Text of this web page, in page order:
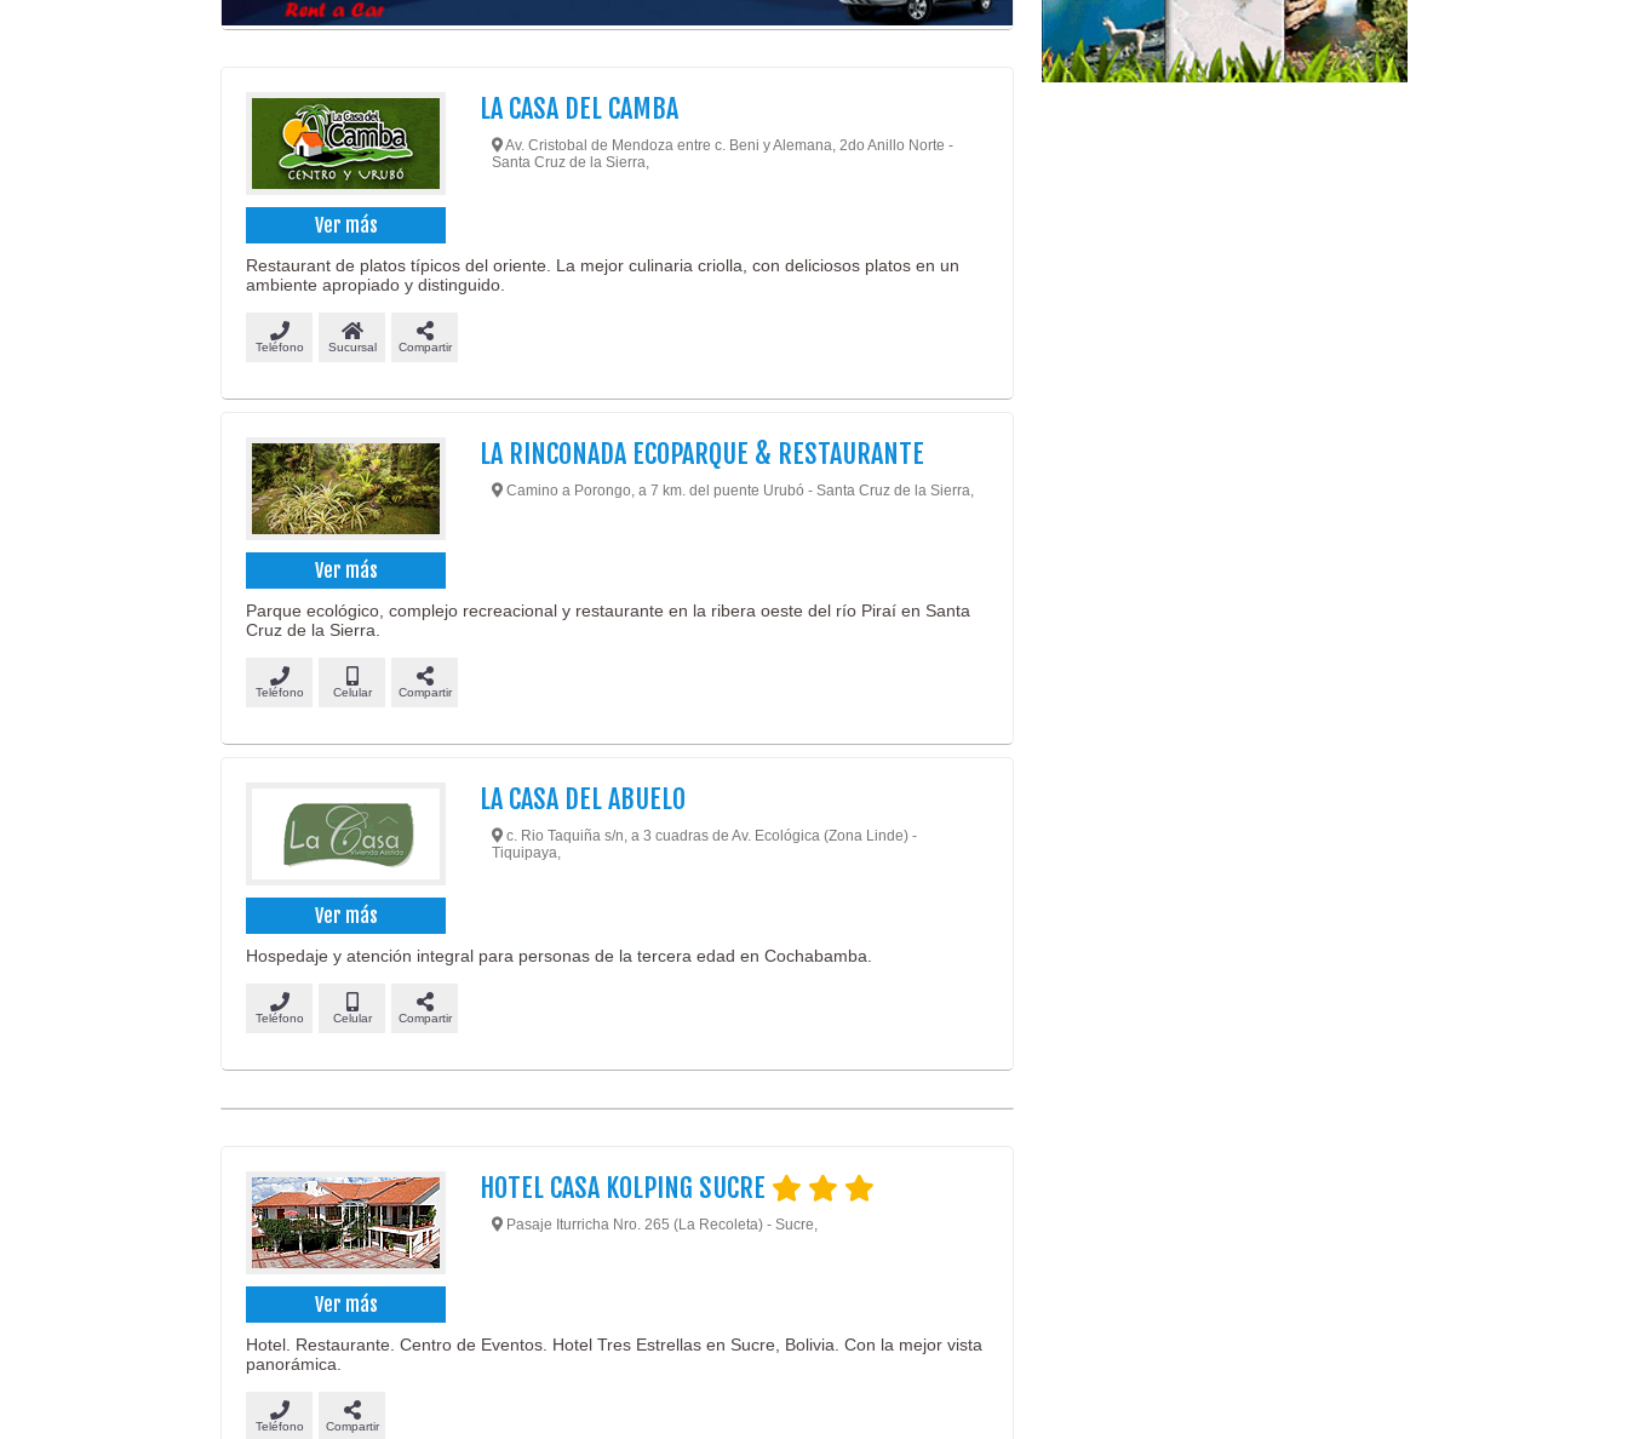
Ver más
LA CASA DEL CAMBA
Av. Cristobal de Mendoza entre c. Beni y Alemana, 2do Anillo Norte -
Santa Cruz de la Sierra,
Restaurant de platos típicos del oriente. La mejor culinaria criolla, con deliciosos platos en un
ambiente apropiado y distinguido.
Teléfono Sucursal Compartir
Ver más
LA RINCONADA ECOPARQUE & RESTAURANTE
Camino a Porongo, a 7 km. del puente Urubó - Santa Cruz de la Sierra,
Parque ecológico, complejo recreacional y restaurante en la ribera oeste del río Piraí en Santa
Cruz de la Sierra.
Teléfono Celular Compartir
Ver más
LA CASA DEL ABUELO
c. Rio Taquiña s/n, a 3 cuadras de Av. Ecológica (Zona Linde) -
Tiquipaya,
Hospedaje y atención integral para personas de la tercera edad en Cochabamba.
Teléfono Celular Compartir
Ver más
HOTEL CASA KOLPING SUCRE
Pasaje Iturricha Nro. 265 (La Recoleta) - Sucre,
Hotel. Restaurante. Centro de Eventos. Hotel Tres Estrellas en Sucre, Bolivia. Con la mejor vista
panorámica.
Teléfono Compartir
Hogares de Ancianos
Residencias Geriátricas
Retiros, Casas de